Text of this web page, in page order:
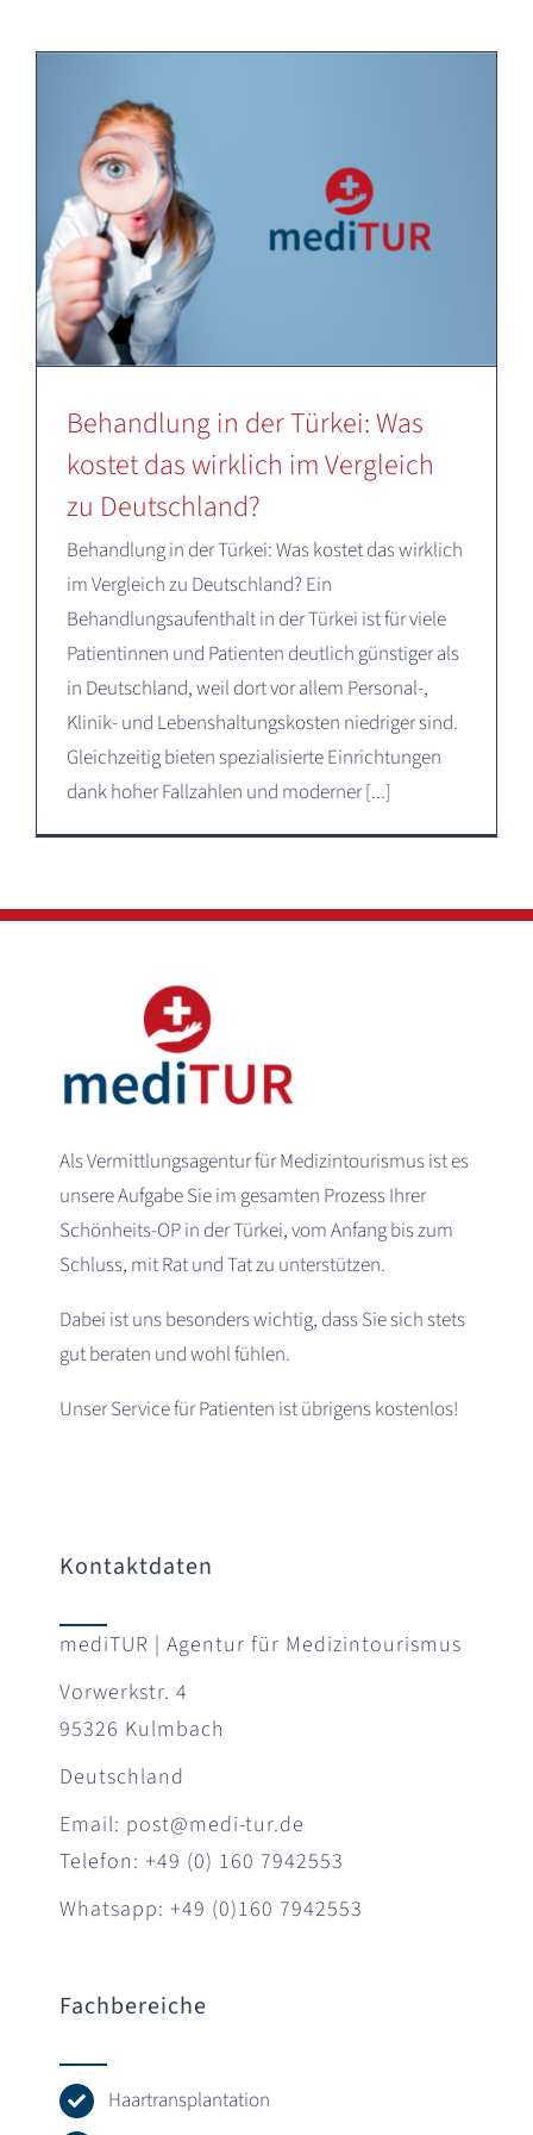
Behandlung in der Türkei: Was
kostet das wirklich im Vergleich
zu Deutschland?
Behandlung in der Türkei: Was kostet das wirklich
im Vergleich zu Deutschland? Ein
Behandlungsaufenthalt in der Türkei ist für viele
Patientinnen und Patienten deutlich günstiger als
in Deutschland, weil dort vor allem Personal-,
Klinik- und Lebenshaltungskosten niedriger sind.
Gleichzeitig bieten spezialisierte Einrichtungen
dank hoher Fallzahlen und moderner [...]
Als Vermittlungsagentur für Medizintourismus ist es
unsere Aufgabe Sie im gesamten Prozess Ihrer
Schönheits-OP in der Türkei, vom Anfang bis zum
Schluss, mit Rat und Tat zu unterstützen.
Dabei ist uns besonders wichtig, dass Sie sich stets
gut beraten und wohl fühlen.
Unser Service für Patienten ist übrigens kostenlos!
Kontaktdaten
mediTUR | Agentur für Medizintourismus
Vorwerkstr. 4
95326 Kulmbach
Deutschland
Email: post@medi-tur.de
Telefon: +49 (0) 160 7942553
Whatsapp: +49 (0)160 7942553
Fachbereiche
Haartransplantation